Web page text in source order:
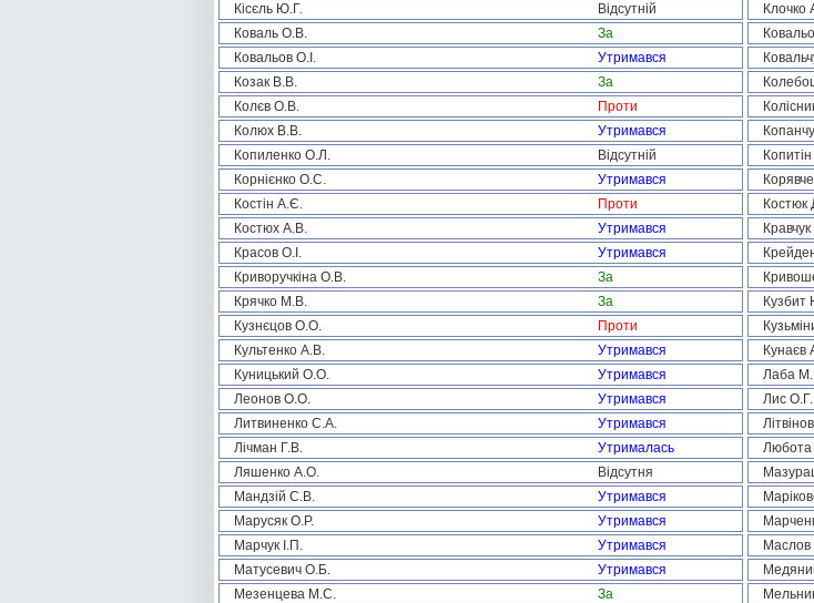
Кісєль Ю.Г.
Відсутній Клочко
Коваль О.В.
За
Ковальов О.І.
Утримався
Козак В.В.
За
Колєв О.В.
Проти
Колюх В.В.
Утримався
Копиленко О.Л.
Відсутній Копитін
Корнієнко О.С.
Утримався
Костін А.Є.
Проти Костюк
Костюх А.В.
Утримався
Красов О.І.
Утримався
Криворучкіна О.В.
За
Крячко М.В.
За
Кузнєцов О.О.
Проти
Культенко А.В.
Утримався
Куницький О.О.
Утримався Лаба
Леонов О.О.
Утримався Лис О.Г.
Литвиненко С.А.
Утримався
Лічман Г.В.
Утрималась
Ляшенко А.О.
Відсутня
Мандзій С.В.
Утримався
Марусяк О.Р.
Утримався
Марчук І.П.
Утримався
Матусевич О.Б.
Утримався
Мезенцева М.С.
За